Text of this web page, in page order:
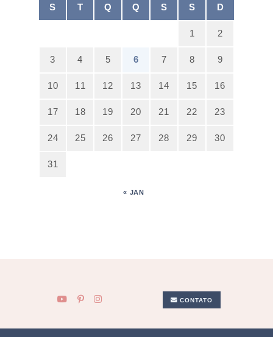
S T Q Q S S D
1 2
3 4 5 6 7 8 9
10 11 12 13 14 15 16
17 18 19 20 21 22 23
24 25 26 27 28 29 30
31
« JAN
CONTATO